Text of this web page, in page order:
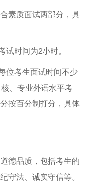
素质面试两部分，具
时间为2小时。
位考生面试时间不少
、专业外语水平考
按百分制打分，具体
德品质，包括考生的
守法、诚实守信等。